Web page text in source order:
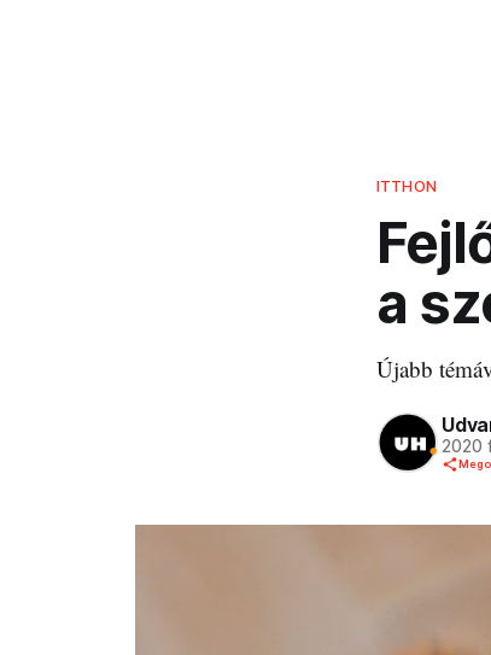
ITTHON
a
Újabb
2020